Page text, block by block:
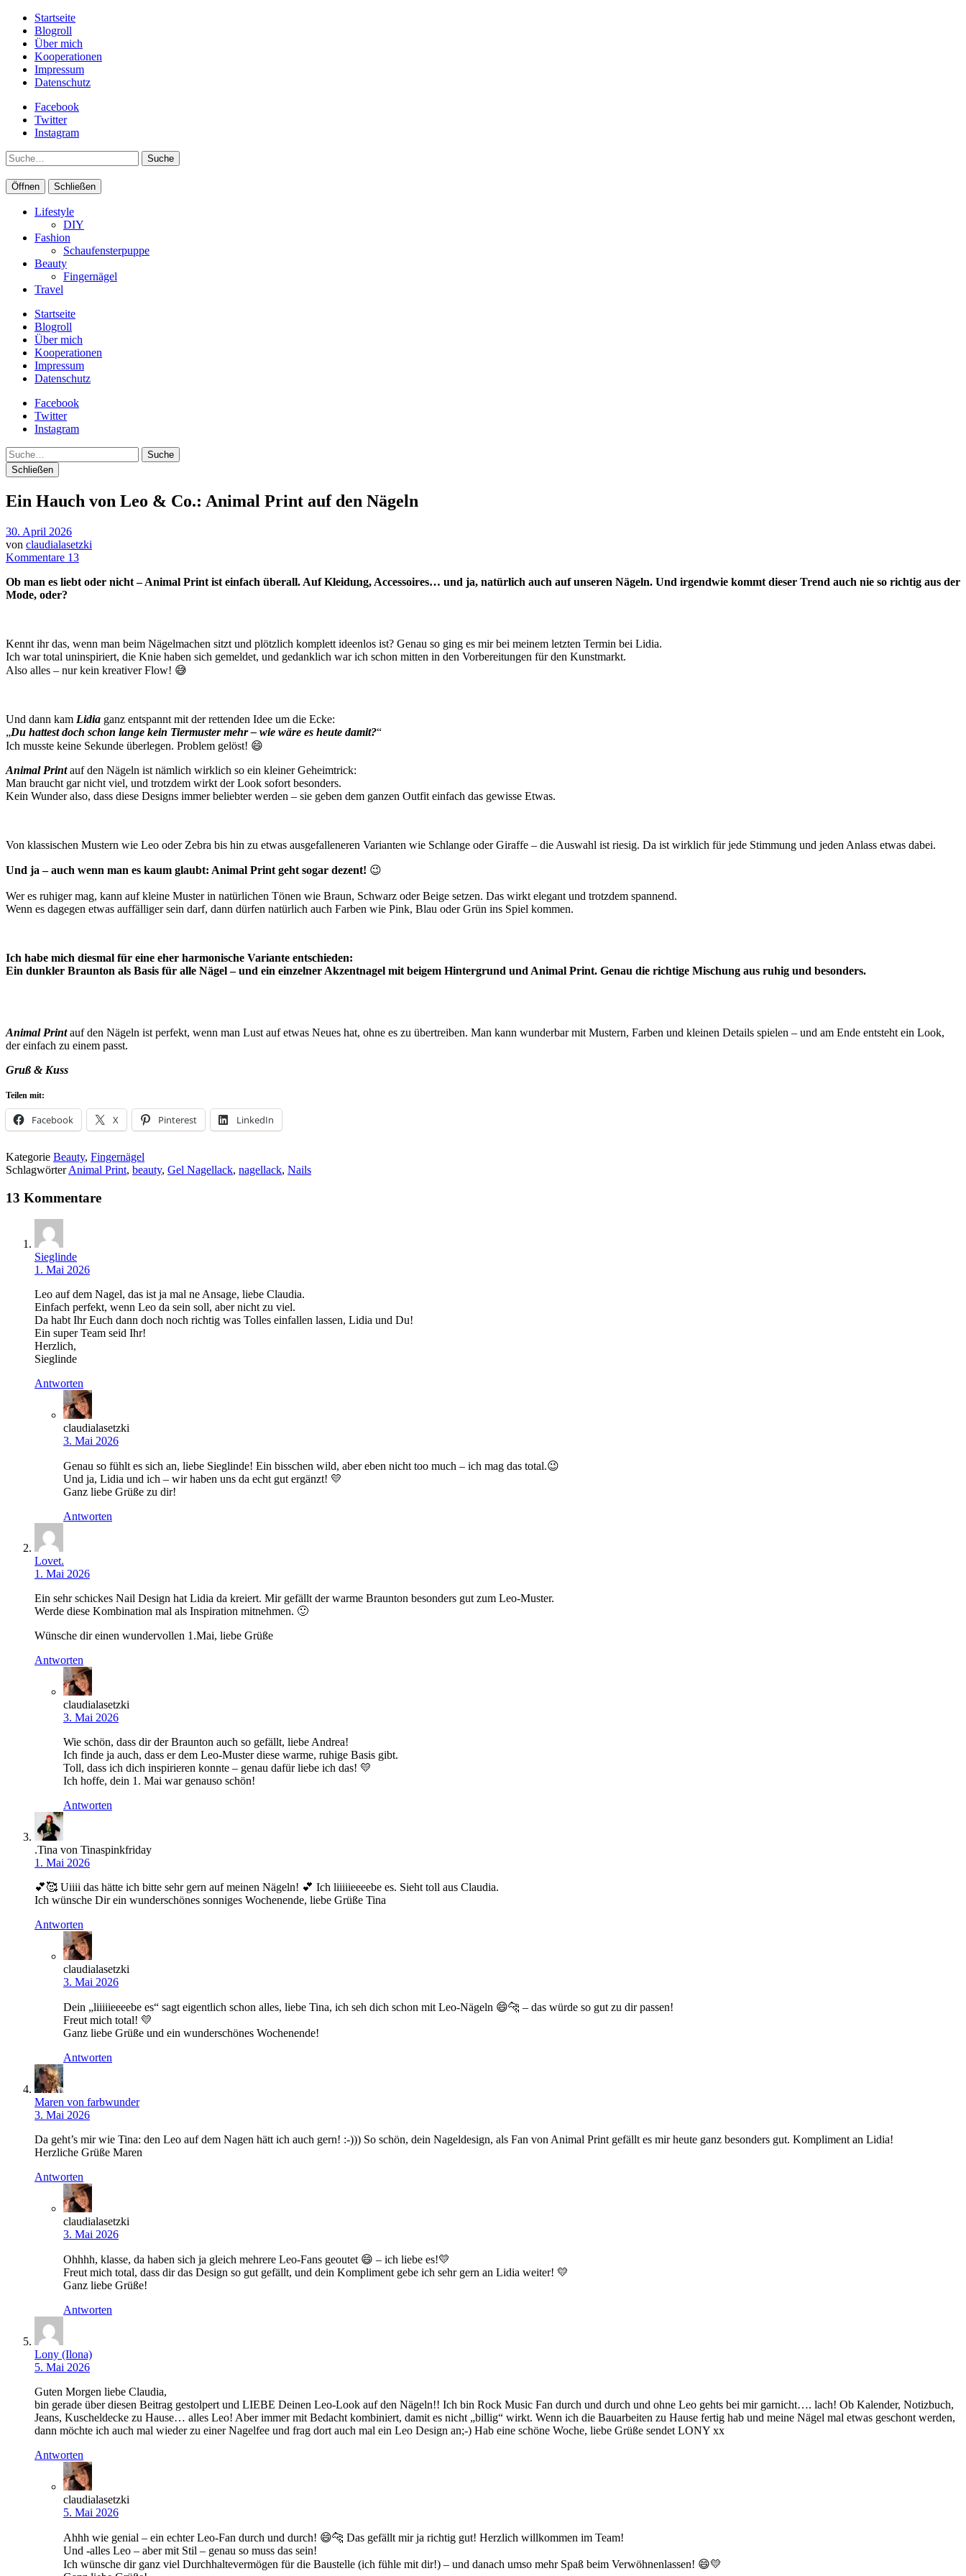
Startseite
Blogroll
Über mich
Kooperationen
Impressum
Datenschutz
Facebook
Twitter
Instagram
Suche
Öffnen Schließen
Lifestyle
DIY
Fashion
Schaufensterpuppe
Beauty
Fingernägel
Travel
Startseite
Blogroll
Über mich
Kooperationen
Impressum
Datenschutz
Facebook
Twitter
Instagram
Suche
Schließen
Ein Hauch von Leo & Co.: Animal Print auf den Nägeln
30. April 2026
von claudialasetzki
Kommentare 13
Ob man es liebt oder nicht – Animal Print ist einfach überall. Auf Kleidung, Accessoires… und ja, natürlich auch auf unseren Nägeln. Und irgendwie kommt dieser Trend auch nie so richtig aus der
Mode, oder?
Kennt ihr das, wenn man beim Nägelmachen sitzt und plötzlich komplett ideenlos ist? Genau so ging es mir bei meinem letzten Termin bei Lidia.
Ich war total uninspiriert, die Knie haben sich gemeldet, und gedanklich war ich schon mitten in den Vorbereitungen für den Kunstmarkt.
Also alles – nur kein kreativer Flow! 😅
Und dann kam Lidia ganz entspannt mit der rettenden Idee um die Ecke:
„Du hattest doch schon lange kein Tiermuster mehr – wie wäre es heute damit?“
Ich musste keine Sekunde überlegen. Problem gelöst! 😄
Animal Printauf den Nägeln ist nämlich wirklich so ein kleiner Geheimtrick:
Man braucht gar nicht viel, und trotzdem wirkt der Look sofort besonders.
Kein Wunder also, dass diese Designs immer beliebter werden – sie geben dem ganzen Outfit einfach das gewisse Etwas.
Von klassischen Mustern wie Leo oder Zebra bis hin zu etwas ausgefalleneren Varianten wie Schlange oder Giraffe – die Auswahl ist riesig. Da ist wirklich für jede Stimmung und jeden Anlass etwas dabei.
Und ja – auch wenn man es kaum glaubt: Animal Print geht sogar dezent! 😉
Wer es ruhiger mag, kann auf kleine Muster in natürlichen Tönen wie Braun, Schwarz oder Beige setzen. Das wirkt elegant und trotzdem spannend.
Wenn es dagegen etwas auffälliger sein darf, dann dürfen natürlich auch Farben wie Pink, Blau oder Grün ins Spiel kommen.
Ich habe mich diesmal für eine eher harmonische Variante entschieden:
Ein dunkler Braunton als Basis für alle Nägel – und ein einzelner Akzentnagel mit beigem Hintergrund und Animal Print. Genau die richtige Mischung aus ruhig und besonders.
Animal Printauf den Nägeln ist perfekt, wenn man Lust auf etwas Neues hat, ohne es zu übertreiben. Man kann wunderbar mit Mustern, Farben und kleinen Details spielen – und am Ende entsteht ein Look,
der einfach zu einem passt.
Gruß & Kuss
Teilen mit:
Facebook X Pinterest LinkedIn
Kategorie Beauty, Fingernägel
SchlagwörterAnimal Print, beauty, Gel Nagellack, nagellack, Nails
13 Kommentare
Sieglinde
1. Mai 2026
Leo auf dem Nagel, das ist ja mal ne Ansage, liebe Claudia.
Einfach perfekt, wenn Leo da sein soll, aber nicht zu viel.
Da habt Ihr Euch dann doch noch richtig was Tolles einfallen lassen, Lidia und Du!
Ein super Team seid Ihr!
Herzlich,
Sieglinde
Antworten
claudialasetzki
3. Mai 2026
Genau so fühlt es sich an, liebe Sieglinde! Ein bisschen wild, aber eben nicht too much – ich mag das total.😉
Und ja, Lidia und ich – wir haben uns da echt gut ergänzt! 💛
Ganz liebe Grüße zu dir!
Antworten
Lovet.
1. Mai 2026
Ein sehr schickes Nail Design hat Lidia da kreiert. Mir gefällt der warme Braunton besonders gut zum Leo-Muster.
Werde diese Kombination mal als Inspiration mitnehmen. 🙂
Wünsche dir einen wundervollen 1.Mai, liebe Grüße
Antworten
claudialasetzki
3. Mai 2026
Wie schön, dass dir der Braunton auch so gefällt, liebe Andrea!
Ich finde ja auch, dass er dem Leo-Muster diese warme, ruhige Basis gibt.
Toll, dass ich dich inspirieren konnte – genau dafür liebe ich das! 💛
Ich hoffe, dein 1. Mai war genauso schön!
Antworten
.Tina von Tinaspinkfriday
1. Mai 2026
💕🥰 Uiiii das hätte ich bitte sehr gern auf meinen Nägeln! 💕 Ich liiiiieeeebe es. Sieht toll aus Claudia.
Ich wünsche Dir ein wunderschönes sonniges Wochenende, liebe Grüße Tina
Antworten
claudialasetzki
3. Mai 2026
Dein „liiiiieeeebe es“ sagt eigentlich schon alles, liebe Tina, ich seh dich schon mit Leo-Nägeln 😄🐆 – das würde so gut zu dir passen!
Freut mich total! 💛
Ganz liebe Grüße und ein wunderschönes Wochenende!
Antworten
Maren von farbwunder
3. Mai 2026
Da geht’s mir wie Tina: den Leo auf dem Nagen hätt ich auch gern! :-))) So schön, dein Nageldesign, als Fan von Animal Print gefällt es mir heute ganz besonders gut. Kompliment an Lidia!
Herzliche Grüße Maren
Antworten
claudialasetzki
3. Mai 2026
Ohhhh, klasse, da haben sich ja gleich mehrere Leo-Fans geoutet 😄 – ich liebe es!💛
Freut mich total, dass dir das Design so gut gefällt, und dein Kompliment gebe ich sehr gern an Lidia weiter! 💛
Ganz liebe Grüße!
Antworten
Lony (Ilona)
5. Mai 2026
Guten Morgen liebe Claudia,
bin gerade über diesen Beitrag gestolpert und LIEBE Deinen Leo-Look auf den Nägeln!! Ich bin Rock Music Fan durch und durch und ohne Leo gehts bei mir garnicht…. lach! Ob Kalender, Notizbuch,
Jeans, Kuscheldecke zu Hause… alles Leo! Aber immer mit Bedacht kombiniert, damit es nicht „billig“ wirkt. Wenn ich die Bauarbeiten zu Hause fertig hab und meine Nägel mal etwas geschont werden,
dann möchte ich auch mal wieder zu einer Nagelfee und frag dort auch mal ein Leo Design an;-) Hab eine schöne Woche, liebe Grüße sendet LONY xx
Antworten
claudialasetzki
5. Mai 2026
Ahhh wie genial – ein echter Leo-Fan durch und durch! 😄🐆 Das gefällt mir ja richtig gut! Herzlich willkommen im Team!
Und -alles Leo – aber mit Stil – genau so muss das sein!
Ich wünsche dir ganz viel Durchhaltevermögen für die Baustelle (ich fühle mit dir!) – und danach umso mehr Spaß beim Verwöhnenlassen! 😄💛